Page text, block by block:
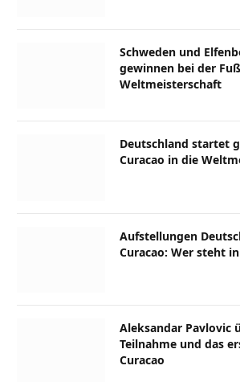
Schweden und
gewinnen bei der
Weltmeisterschaft
Deutschland startet
Curacao in die
Aufstellungen
Curacao: Wer steht
Aleksandar Pavlovic
Teilnahme und das
Curacao